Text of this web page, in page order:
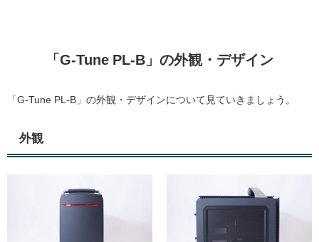
「G-Tune PL-B」の外観・デザイン
「G-Tune PL-B」の外観・デザインについて見ていきましょう。
外観